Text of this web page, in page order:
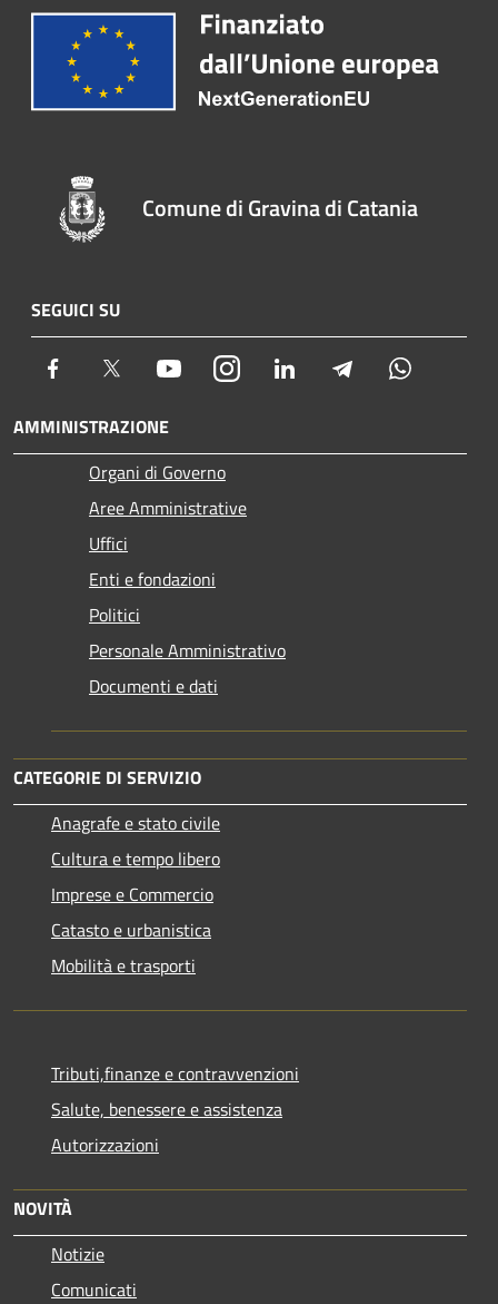
Comune di Gravina di Catania
SEGUICI SU
Facebook Twitter YoutubeInstagram LinkedIn Telegram
AMMINISTRAZIONE
Organi di Governo
Aree Amministrative
Uffici
Enti e fondazioni
Politici
Personale Amministrativo
Documenti e dati
CATEGORIE DI SERVIZIO
Anagrafe e stato civile
Cultura e tempo libero
Imprese e Commercio
Catasto e urbanistica
Mobilità e trasporti
Tributi,finanze e contravvenzioni
Salute, benessere e assistenza
Autorizzazioni
NOVITÀ
Notizie
Comunicati